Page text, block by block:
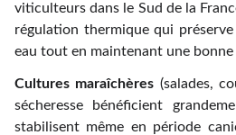
viticulteurs dans le Sud de la
régulation thermique qui
eau tout en maintenant une
Cultures maraîchères (salades,
sécheresse bénéficient
stabilisent même en période